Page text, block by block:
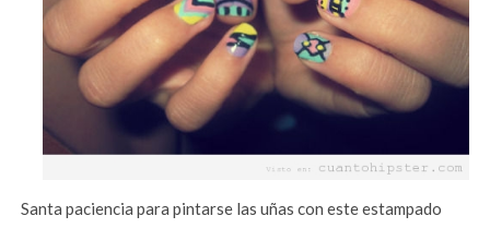
Santa paciencia para pintarse las uñas con este estampado